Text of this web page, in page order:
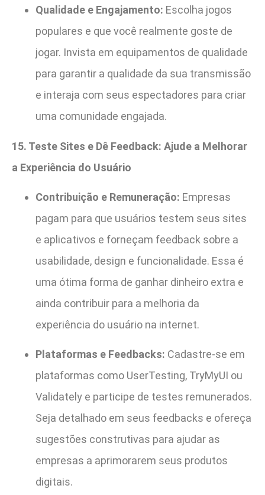
Qualidade e Engajamento: Escolha jogos
populares e que você realmente goste de
jogar. Invista em equipamentos de qualidade
para garantir a qualidade da sua transmissão
e interaja com seus espectadores para criar
uma comunidade engajada.
15. Teste Sites e Dê Feedback: Ajude a Melhorar
a Experiência do Usuário
Contribuição e Remuneração: Empresas
pagam para que usuários testem seus sites
e aplicativos e forneçam feedback sobre a
usabilidade, design e funcionalidade. Essa é
uma ótima forma de ganhar dinheiro extra e
ainda contribuir para a melhoria da
experiência do usuário na internet.
Plataformas e Feedbacks: Cadastre-se em
plataformas como UserTesting, TryMyUI ou
Validately e participe de testes remunerados.
Seja detalhado em seus feedbacks e ofereça
sugestões construtivas para ajudar as
empresas a aprimorarem seus produtos
digitais.